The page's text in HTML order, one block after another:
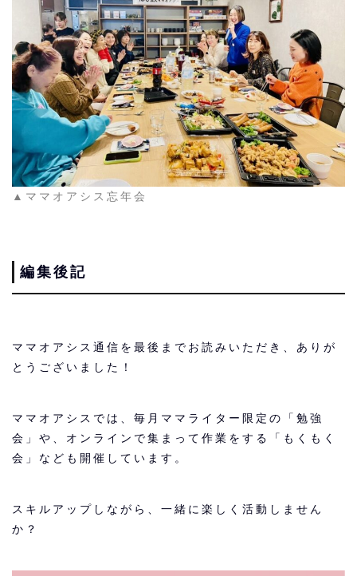
▲ママオアシス忘年会
編集後記
ママオアシス通信を最後までお読みいただき、ありが
とうございました！
ママオアシスでは、毎月ママライター限定の「勉強
会」や、オンラインで集まって作業をする「もくもく
会」なども開催しています。
スキルアップしながら、一緒に楽しく活動しません
か？